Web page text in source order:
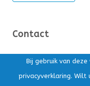
Bij gebruik van
privacyverklaring. Wilt
Contact
Ds. Kuypersstraat
Postbus 169, 3860